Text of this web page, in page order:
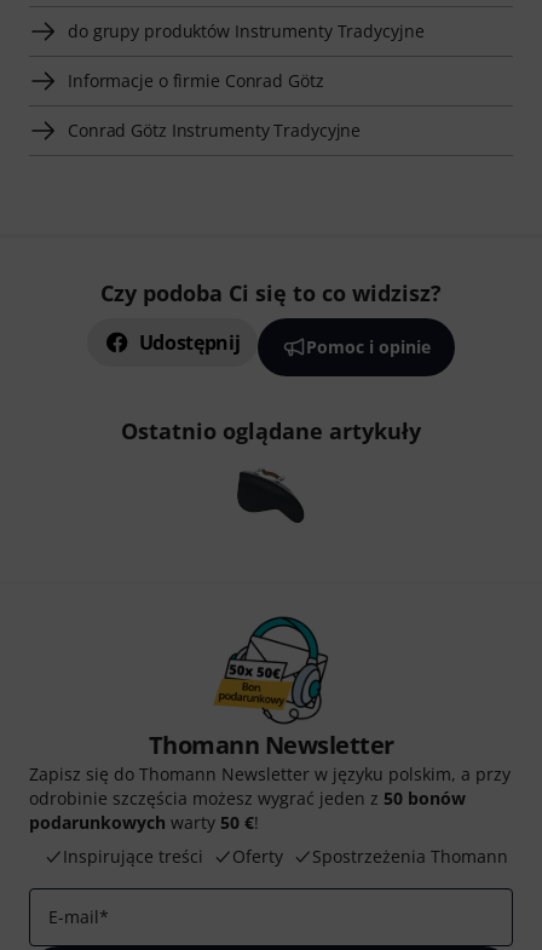
do grupy produktów Instrumenty Tradycyjne
Informacje o firmie Conrad Götz
Conrad Götz Instrumenty Tradycyjne
Czy podoba Ci się to co widzisz?
Udostępnij Pomoc i opinie
Ostatnio oglądane artykuły
Thomann Newsletter
Zapisz się do Thomann Newsletter w języku polskim, a przy
odrobinie szczęścia możesz wygrać jeden z 50 bonów
podarunkowych warty 50 €!
Inspirujące treści
Oferty Spostrzeżenia Thomann
E-mail*